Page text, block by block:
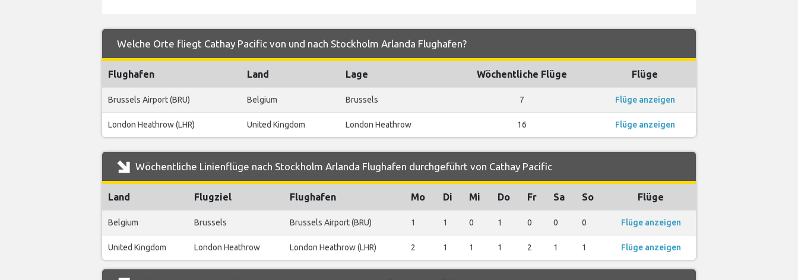
Welche Orte fliegt Cathay Pacific von und nach Stockholm Arlanda Flughafen?
Flughafen Land Lage Wöchentliche Flüge Flüge
Brussels Airport (BRU) Belgium Brussels 7 Flüge anzeigen
London Heathrow (LHR) United Kingdom London Heathrow 16 Flüge anzeigen
Wöchentliche Linienflüge nach Stockholm Arlanda Flughafen durchgeführt von Cathay Pacific
Land Flugziel Flughafen Mo Di Mi Do Fr Sa So Flüge
Belgium Brussels Brussels Airport (BRU) 1 1 0 1 0 0 0 Flüge anzeigen
United Kingdom London Heathrow London Heathrow (LHR) 2 1 1 1 2 1 1 Flüge anzeigen